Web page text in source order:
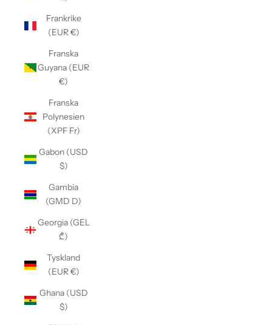
Frankrike
(EUR €)
Franska
Guyana (EUR
€)
Franska
Polynesien
(XPF Fr)
Gabon (USD
$)
Gambia
(GMD D)
Georgia (GEL
₾)
Tyskland
(EUR €)
Ghana (USD
$)